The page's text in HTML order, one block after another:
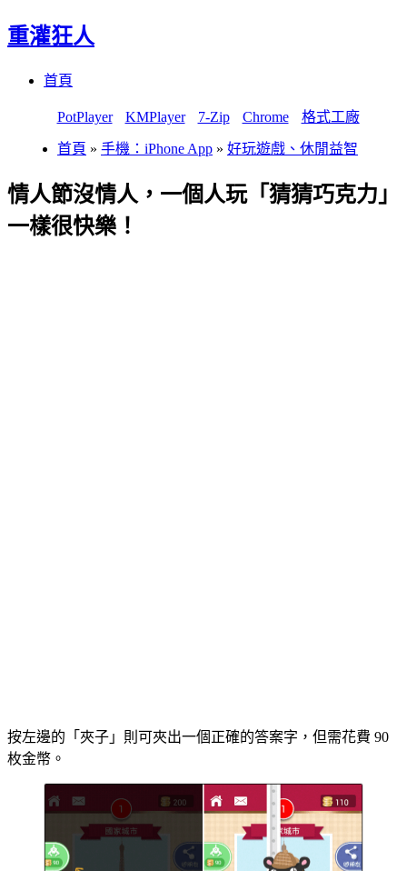
重灌狂人
首頁
PotPlayer KMPlayer 7-Zip Chrome 格式工廠
首頁 » 手機：iPhone App » 好玩遊戲、休閒益智
情人節沒情人，一個人玩「猜猜巧克力」
一樣很快樂！
按左邊的「夾子」則可夾出一個正確的答案字，但需花費 90
枚金幣。